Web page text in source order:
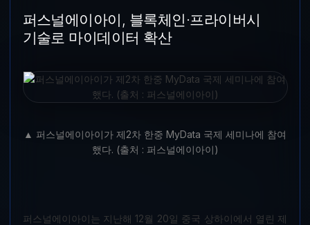
퍼스널에이아이, 블록체인·프라이버시
기술로 마이데이터 확산
▲ 퍼스널에이아이가 제2차 한중 MyData 국제 세미나에 참여
했다. (출처 : 퍼스널에이아이)
퍼스널에이아이는 지난해 12월 20일 중국 상하이에서 열린 제